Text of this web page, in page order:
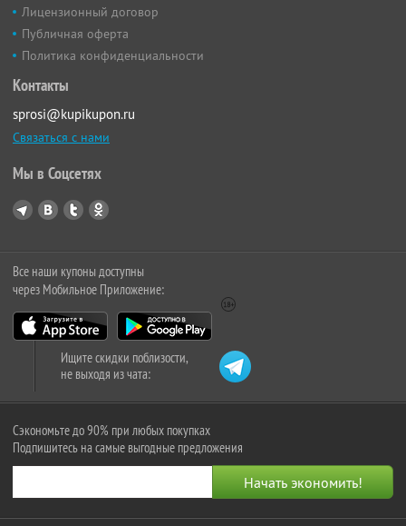
Лицензионный договор
Публичная оферта
Политика конфиденциальности
Контакты
sprosi@kupikupon.ru
Связаться с нами
Мы в Соцсетях
Все наши купоны доступны
через Мобильное Приложение:
Ищите скидки поблизости,
не выходя из чата:
Сэкономьте до 90% при любых покупках
Подпишитесь на самые выгодные предложения